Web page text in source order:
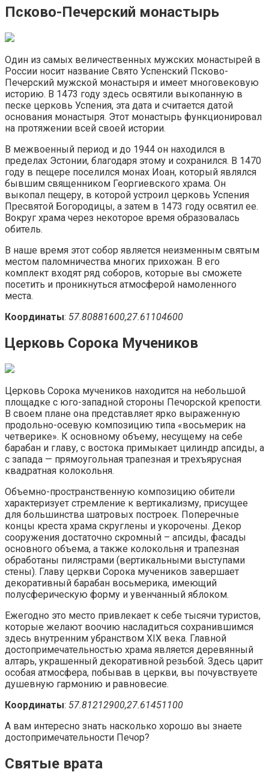
Псково-Печерский монастырь
Один из самых величественных мужских монастырей в
России носит название Свято Успенский Псково-
Печерский мужской монастыря и имеет многовековую
историю. В 1473 году здесь освятили выкопанную в
песке церковь Успения, эта дата и считается датой
основания монастыря. Этот монастырь функционировал
на протяжении всей своей истории.
В межвоенный период и до 1944 он находился в
пределах Эстонии, благодаря этому и сохранился. В 1470
году в пещере поселился монах Иоан, который являлся
бывшим священником Георгиевского храма. Он
выкопал пещеру, в которой устроил церковь Успения
Пресвятой Богородицы, а затем в 1473 году освятил ее.
Вокруг храма через некоторое время образовалась
обитель.
В наше время этот собор является неизменным святым
местом паломничества многих прихожан. В его
комплект входят ряд соборов, которые вы сможете
посетить и проникнуться атмосферой намоленного
места.
Координаты: 57.80881600,27.61104600
Церковь Сорока Мучеников
Церковь Сорока мучеников находится на небольшой
площадке с юго-западной стороны Печорской крепости.
В своем плане она представляет ярко выраженную
продольно-осевую композицию типа «восьмерик на
четверике». К основному объему, несущему на себе
барабан и главу, с востока примыкает цилиндр апсиды, а
с запада — прямоугольная трапезная и трехъярусная
квадратная колокольня.
Объемно-пространственную композицию обители
характеризует стремление к вертикализму, присущее
для большинства шатровых построек. Поперечные
концы креста храма скруглены и укорочены. Декор
сооружения достаточно скромный – апсиды, фасады
основного объема, а также колокольня и трапезная
обработаны пилястрами (вертикальными выступами
стены). Главу церкви Сорока мучеников завершает
декоративный барабан восьмерика, имеющий
полусферическую форму и увенчанный яблоком.
Ежегодно это место привлекает к себе тысячи туристов,
которые желают воочию насладиться сохранившимся
здесь внутренним убранством XIX века. Главной
достопримечательностью храма является деревянный
алтарь, украшенный декоративной резьбой. Здесь царит
особая атмосфера, побывав в церкви, вы почувствуете
душевную гармонию и равновесие.
Координаты: 57.81212900,27.61451100
А вам интересно знать насколько хорошо вы знаете
достопримечательности Печор?
Святые врата